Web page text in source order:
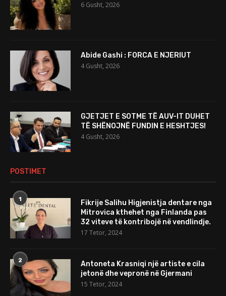
6 Gusht, 2026
Abide Gashi : FORCA E NJERIUT
4 Gusht, 2026
GJETJET E SOTME TË AUV-IT DUHET
TË SHËNOJNË FUNDIN E HESHTJES!
4 Gusht, 2026
POSTIMET
1
Fikrije Salihu Higjenistja dentare nga
Mitrovica kthehet nga Finlanda pas
32 viteve të kontribojë në vendlindje.
17 Tetor, 2024
2
Antoneta Krasniqi një artiste e cila
jetonë dhe vepronë në Gjermani
15 Tetor, 2024